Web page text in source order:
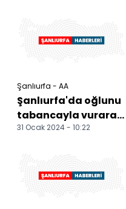
Şanlıurfa - AA
Şanlıurfa'da oğlunu
tabancayla vurarak
öldüren baba
31 Ocak 2024 - 10:22